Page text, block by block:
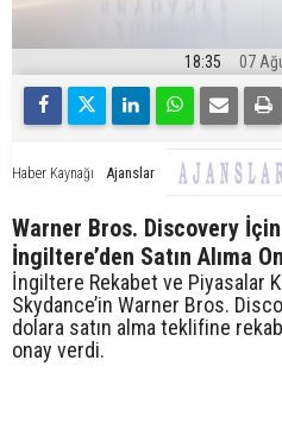
18:35 07
Haber Kaynağı Ajanslar
Warner Bros. Discovery
İngiltere’den Satın Alıma
İngiltere Rekabet ve Piyasalar
Skydance’in Warner Bros.
dolara satın alma teklifine
onay verdi.